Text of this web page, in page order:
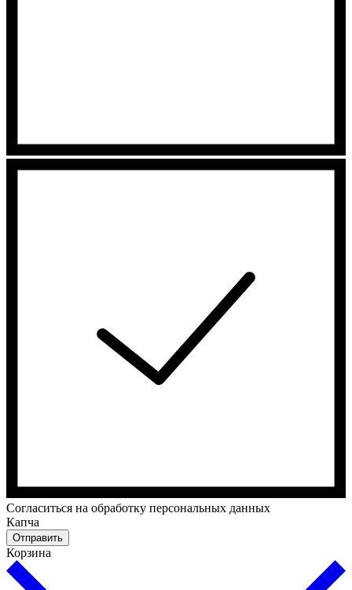
Cогласиться на обработку персональных данных
Капча
Отправить
Корзина